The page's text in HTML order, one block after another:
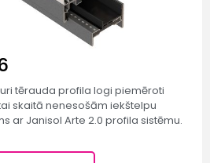
tērauda profila logi piemēroti
skaitā nenesošām iekštelpu
ar Janisol Arte 2.0 profila sistēmu.